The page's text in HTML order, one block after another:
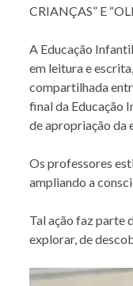
CRIANÇAS” E
A Educação
em leitura e
compartilhada
final da Educação
de apropriação da
Os professores
ampliando a
Tal ação faz parte
explorar, de